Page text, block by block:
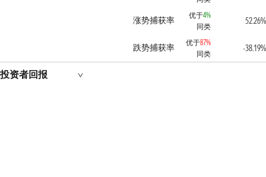
涨势捕获率 优于4%
同类
52.26%
跌势捕获率 优于87%
同类
-38.19%
投资者回报